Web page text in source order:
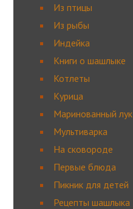
Из птицы
Из рыбы
Индейка
Книги о шашлыке
Котлеты
Курица
Маринованный лук
Мультиварка
На сковороде
Первые блюда
Пикник для детей
Рецепты шашлыка